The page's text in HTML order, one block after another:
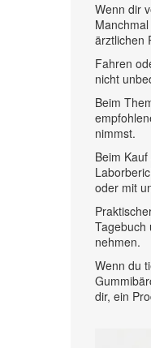
Wenn dir
ärztlichen
Fahren
nicht
Beim
nimmst.
Beim
oder mit
Tagebuch
nehmen.
Wenn du
dir, ein